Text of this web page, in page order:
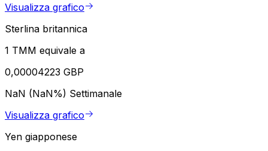
Visualizza grafico
Sterlina britannica
1 TMM equivale a
0,00004223 GBP
NaN (NaN%) Settimanale
Visualizza grafico
Yen giapponese